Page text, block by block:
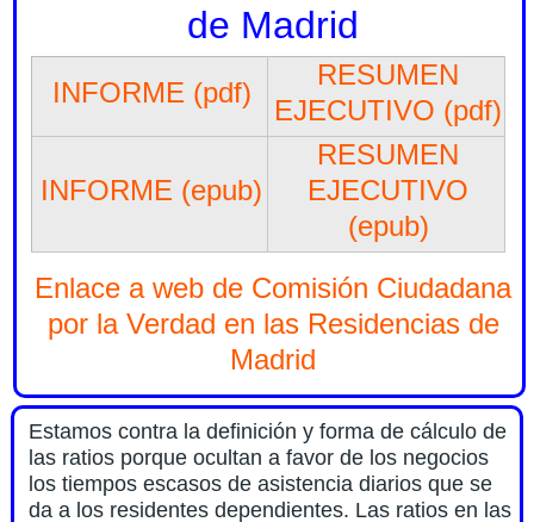
de Madrid
INFORME (pdf)
RESUMEN
EJECUTIVO (pdf)
INFORME (epub)
RESUMEN
EJECUTIVO
(epub)
Enlace a web de Comisión Ciudadana
por la Verdad en las Residencias de
Madrid
Estamos contra la definición y forma de cálculo de
las ratios porque ocultan a favor de los negocios
los tiempos escasos de asistencia diarios que se
da a los residentes dependientes. Las ratios en las